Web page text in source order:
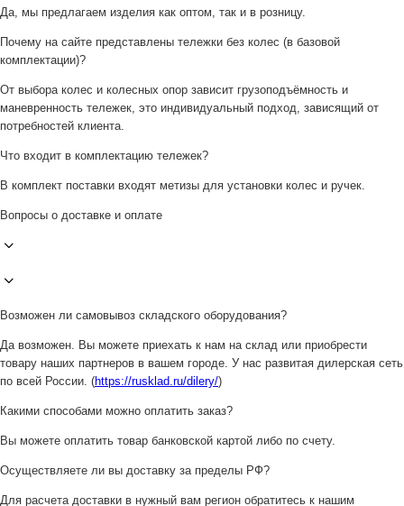
Да, мы предлагаем изделия как оптом, так и в розницу.
Почему на сайте представлены тележки без колес (в базовой
комплектации)?
От выбора колес и колесных опор зависит грузоподъёмность и
маневренность тележек, это индивидуальный подход, зависящий от
потребностей клиента.
Что входит в комплектацию тележек?
В комплект поставки входят метизы для установки колес и ручек.
Вопросы о доставке и оплате
Возможен ли самовывоз складского оборудования?
Да возможен. Вы можете приехать к нам на склад или приобрести
товару наших партнеров в вашем городе. У нас развитая дилерская сеть
по всей России. (https://rusklad.ru/dilery/)
Какими способами можно оплатить заказ?
Вы можете оплатить товар банковской картой либо по счету.
Осуществляете ли вы доставку за пределы РФ?
Для расчета доставки в нужный вам регион обратитесь к нашим